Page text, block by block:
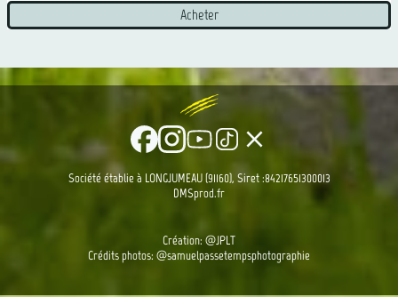
Acheter
clear
Société établie à LONGJUMEAU (91160), Siret :84217651300013
DMSprod.fr
Création: @JPLT
Crédits photos: @samuelpassetempsphotographie